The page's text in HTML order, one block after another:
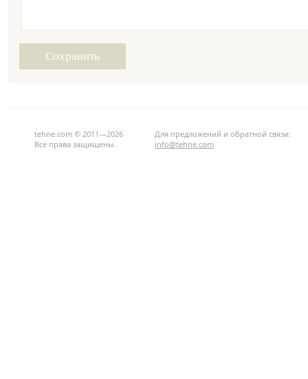
tehne.com © 2011—2026
Все права защищены.
Для предложений и обратной связи:
info@tehne.com